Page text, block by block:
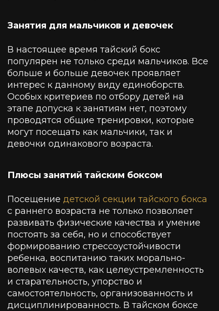
Занятия для мальчиков и девочек
В настоящее время тайский бокс
популярен не только среди мальчиков. Все
больше и больше девочек проявляет
интерес к данному виду единоборств.
Особых критериев по отбору детей на
этапе допуска к занятиям нет, поэтому
проводятся общие тренировки, которые
могут посещать как мальчики, так и
девочки одинакового возраста.
Плюсы занятий тайским боксом
Посещение детской секции тайского бокса
с раннего возраста не только позволяет
развивать физические качества и умение
постоять за себя, но и способствует
формированию стрессоустойчивости
ребенка, воспитанию таких морально-
волевых качеств, как целеустремленность
и старательность, упорство и
самостоятельность, организованность и
дисциплинированность. В тайском боксе